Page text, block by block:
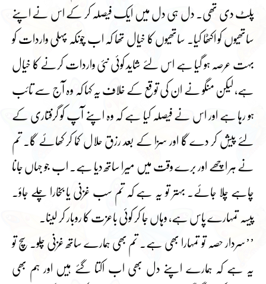
پلٹ دی تھی۔ دل ہی دل میں ایک فیصلہ کر کے اس نے اپنے
ساتھیوں کو اکٹھا کیا۔ ساتھیوں کا خیال تھا کہ اب چونکہ پہلی واردات کو
بہت عرصہ ہو گیا ہے اس لئے شاید کوئی نئی واردات کرنے کا خیال
ہے، لیکن منگو نے ان کی توقع کے خلاف یہ کہا کہ وہ آج سے تائب
ہو رہا ہے اور اس نے فیصلہ کیا ہے کہ وہ اپنے آپ کو گرفتاری کے
لئے پیش کر دے گا اور سزا کے بعد رزق حلال کما کر کھائے گا۔ تم
نے ہر اچھے اور برے وقت میں میرا ساتھ دیا ہے۔ اب جو جہاں جانا
چاہے چلا جائے۔ بہتر تو یہ ہے کہ تم سب غزنی یا بخارا چلے جاؤ۔
پیسہ تمہارے پاس ہے، وہاں جا کر کوئی باعزت کا روبار کر لینا۔
’’سردار حصہ تو تمہارا بھی ہے۔ تم بھی ہمارے ساتھ غزنی چلو۔ سچ تو
یہ ہے کہ ہمارے اپنے دل بھی اب اکتا گئے ہیں اور ہم بھی